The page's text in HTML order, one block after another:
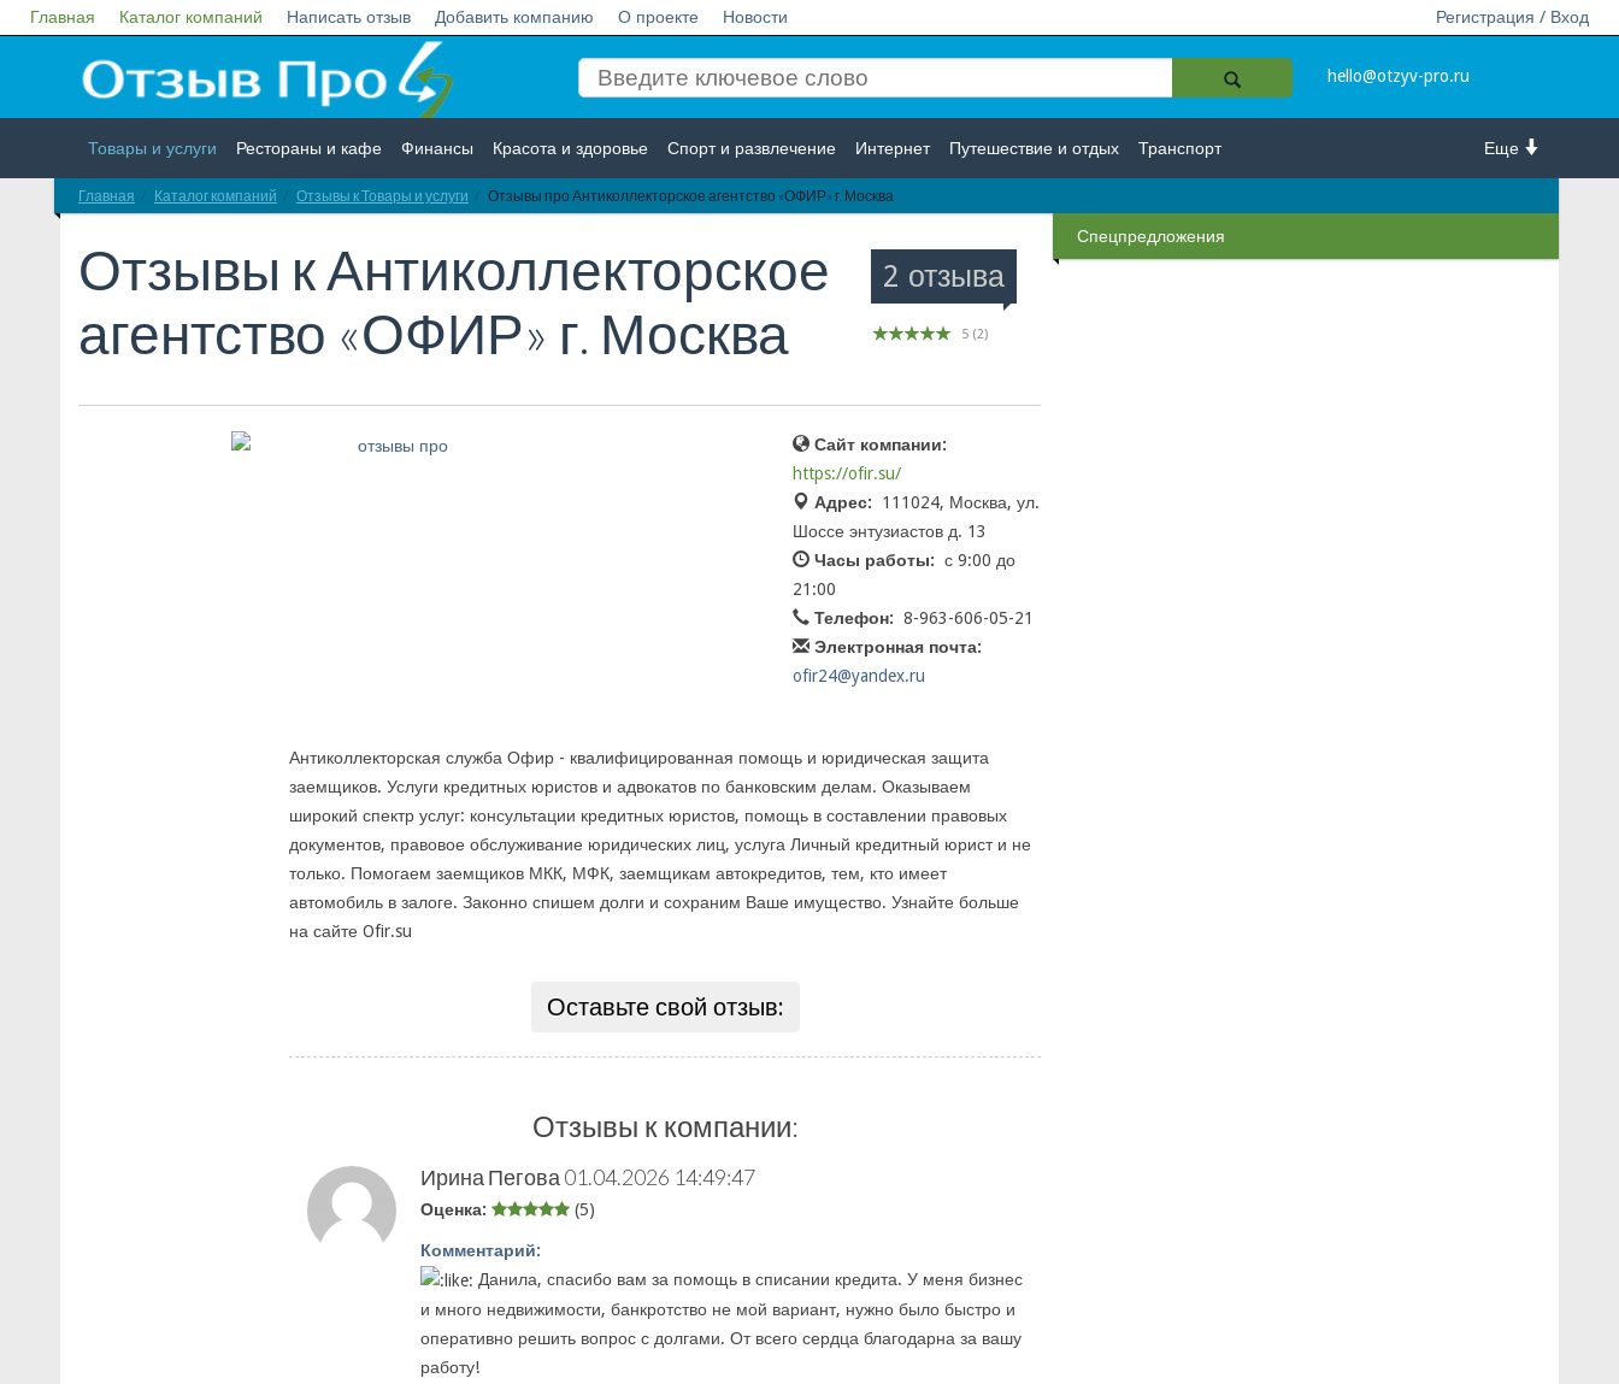
Главная Каталог компаний Написать отзыв Добавить компанию О проекте Новости Регистрация / Вход
hello@otzyv-pro.ru
Еще
Товары и услуги Рестораны и кафе Финансы Красота и здоровье Спорт и развлечение Интернет Путешествие и отдых Транспорт
Недвижимость Работа Гос. учреждения Личности Логистика Страхование
Главная Каталог компаний Отзывы к Товары и услуги Отзывы про Антиколлекторское агентство «ОФИР» г. Москва
2 отзыва
5 (2)
Отзывы кАнтиколлекторское
агентство «ОФИР» г. Москва
Сайт компании:
https://ofir.su/
Адрес:
111024, Москва, ул.
Шоссе энтузиастов д. 13
Часы работы: с 9:00 до
21:00
Телефон: 8-963-606-05-21
Электронная почта:
ofir24@yandex.ru
Антиколлекторская служба Офир - квалифицированная помощь и юридическая защита
заемщиков. Услуги кредитных юристов и адвокатов по банковским делам. Оказываем
широкий спектр услуг: консультации кредитных юристов, помощь в составлении правовых
документов, правовое обслуживание юридических лиц, услуга Личный кредитный юрист и не
только. Помогаем заемщиков МКК, МФК, заемщикам автокредитов, тем, кто имеет
автомобиль в залоге. Законно спишем долги и сохраним Ваше имущество. Узнайте больше
на сайте Ofir.su
Оставьте свой отзыв:
Отзывы к компании:
Ирина Пегова 01.04.2026 14:49:47
Оценка: (5)
Комментарий:
Данила, спасибо вам за помощь в списании кредита. У меня бизнес
и много недвижимости, банкротство не мой вариант, нужно было быстро и
оперативно решить вопрос с долгами. От всего сердца благодарна за вашу
работу!
Спецпредложения